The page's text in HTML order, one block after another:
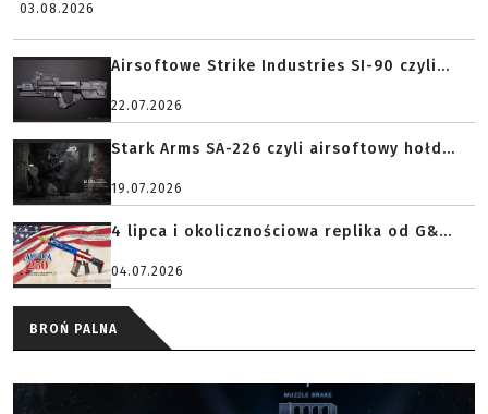
03.08.2026
Airsoftowe Strike Industries SI-90 czyli...
22.07.2026
Stark Arms SA-226 czyli airsoftowy hołd...
19.07.2026
4 lipca i okolicznościowa replika od G&...
04.07.2026
BROŃ PALNA